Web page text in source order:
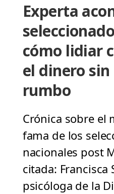
Experta
cómo lidiar
el dinero
rumbo
Crónica sobre el
fama de los
nacionales post
citada: Francisca
psicóloga de la